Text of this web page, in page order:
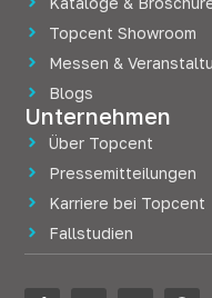
Topcent Showroom
Messen &
Blogs
Unternehmen
Über Topcent
Pressemitteilungen
Karriere bei Topcent
Fallstudien